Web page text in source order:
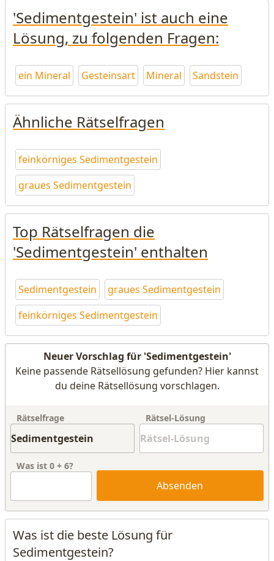
'Sedimentgestein' ist auch eine
Lösung, zu folgenden Fragen:
ein Mineral Gesteinsart Mineral Sandstein
Ähnliche Rätselfragen
feinkörniges Sedimentgestein
graues Sedimentgestein
Top Rätselfragen die
'Sedimentgestein' enthalten
Sedimentgestein
graues Sedimentgestein
feinkörniges Sedimentgestein
Neuer Vorschlag für 'Sedimentgestein'
Keine passende Rätsellösung gefunden? Hier kannst
du deine Rätsellösung vorschlagen.
Rätselfrage Rätsel-Lösung
Was ist 0 + 6?
Absenden
Was ist die beste Lösung für
Sedimentgestein?